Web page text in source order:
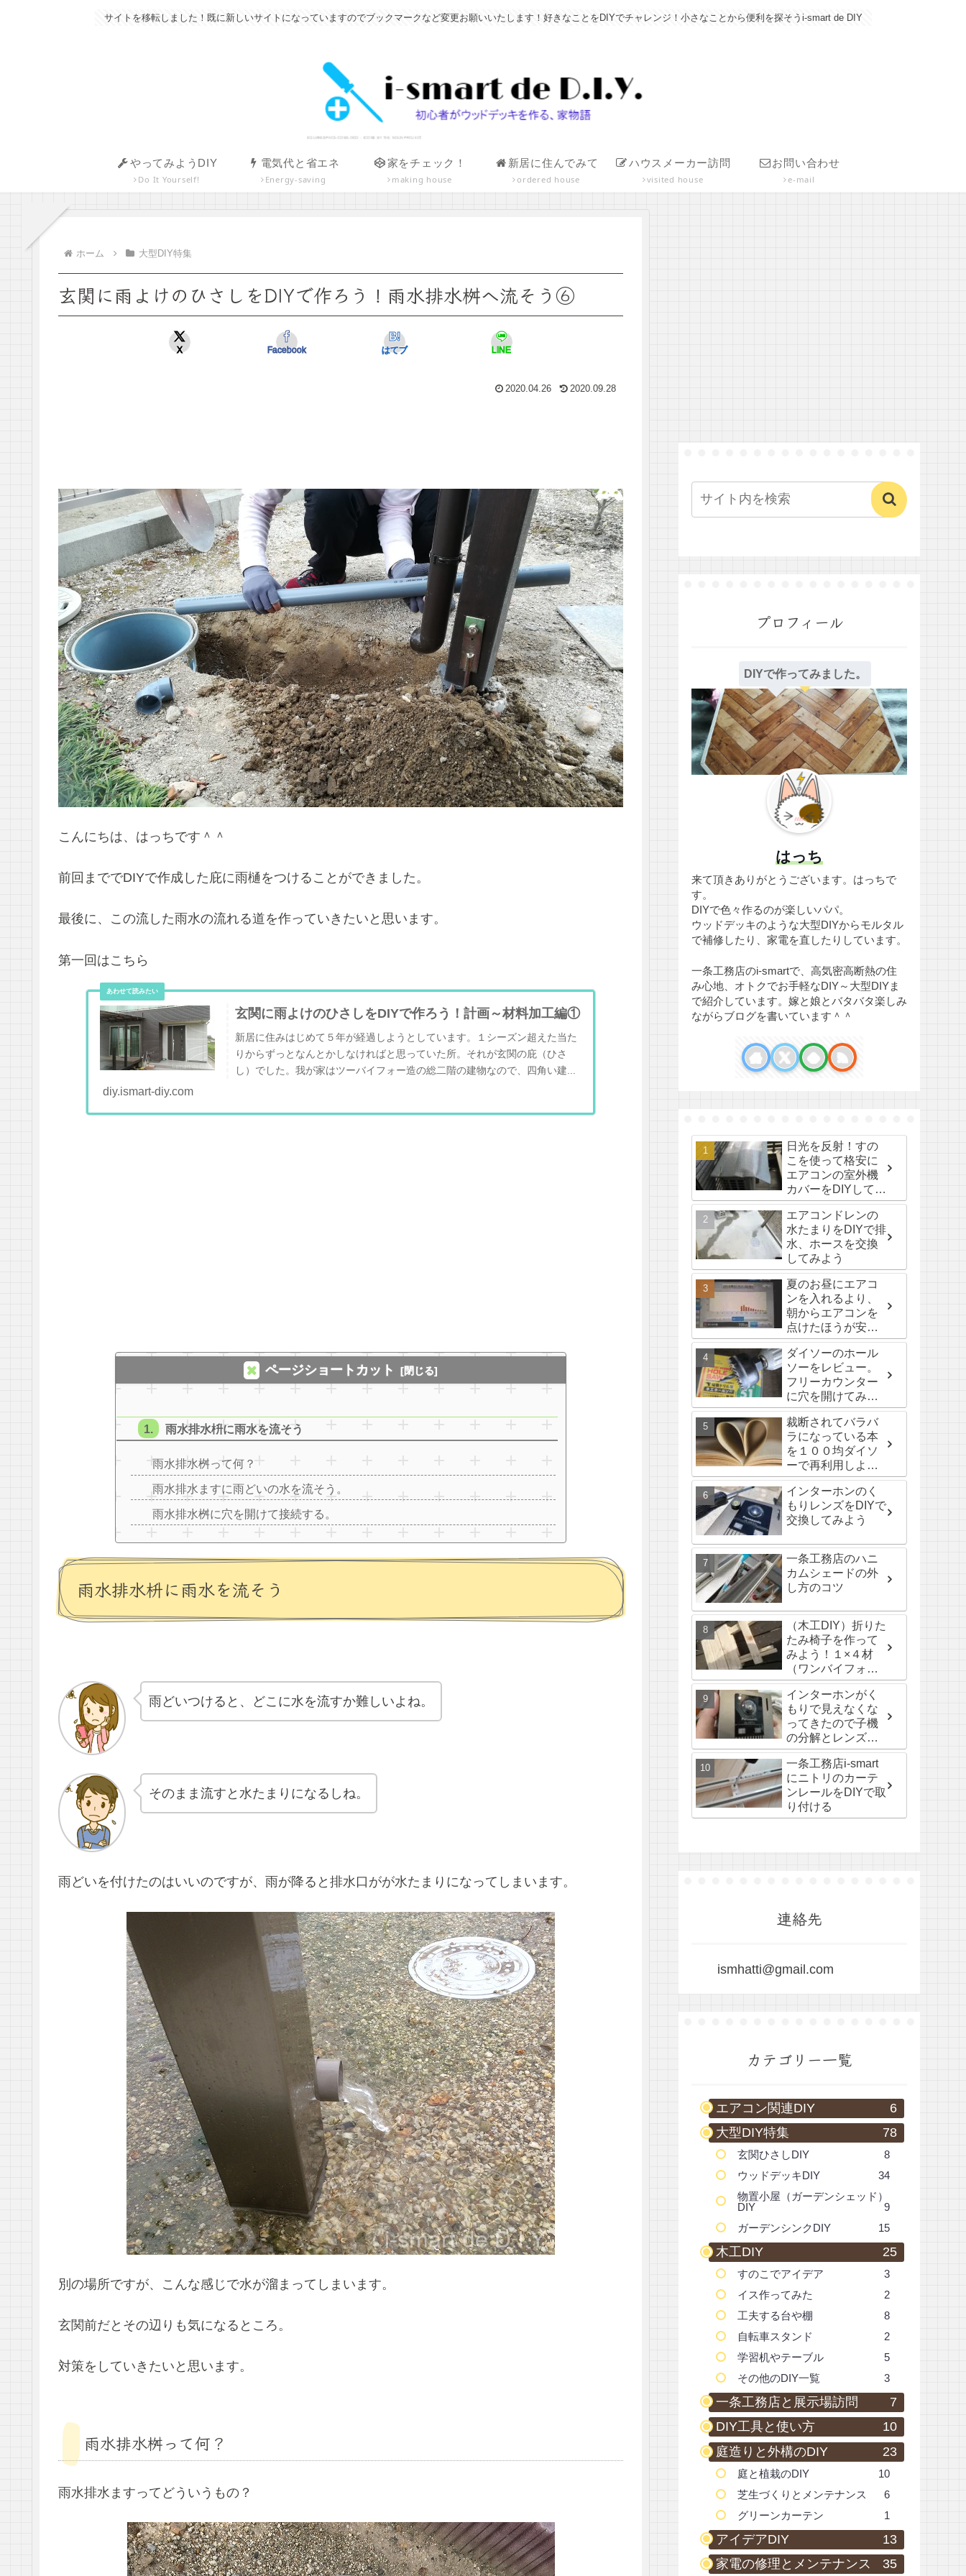
サイトを移転しました！既に新しいサイトになっていますのでブックマークなど変更お願いいたします！好きなことをDIYでチャレンジ！小さなことから便利を探そうi-smart de DIY
やってみようDIY
Do It Yourself!
電気代と省エネ
Energy-saving
家をチェック！
making house
新居に住んでみて
ordered house
ハウスメーカー訪問
visited house
お問い合わせ
e-mail
ホーム 大型DIY特集
玄関に雨よけのひさしをDIYで作ろう！雨水排水桝へ流そう⑥
X Facebook はてブ LINE
2020.04.26 2020.09.28
こんにちは、はっちです＾＾
前回まででDIYで作成した庇に雨樋をつけることができました。
最後に、この流した雨水の流れる道を作っていきたいと思います。
第一回はこちら
玄関に雨よけのひさしをDIYで作ろう！計画～材料加工編①
新居に住みはじめて５年が経過しようとしています。１シーズン超えた当た
りからずっとなんとかしなければと思っていた所。それが玄関の庇（ひさ
し）でした。我が家はツーバイフォー造の総二階の建物なので、四角い建...
diy.ismart-diy.com
ページショートカット
雨水排水枡に雨水を流そう
雨水排水桝って何？
雨水排水ますに雨どいの水を流そう。
雨水排水桝に穴を開けて接続する。
雨水排水枡に雨水を流そう
雨どいつけると、どこに水を流すか難しいよね。
そのまま流すと水たまりになるしね。
雨どいを付けたのはいいのですが、雨が降ると排水口がが水たまりになってしまいます。
別の場所ですが、こんな感じで水が溜まってしまいます。
玄関前だとその辺りも気になるところ。
対策をしていきたいと思います。
雨水排水桝って何？
雨水排水ますってどういうもの？
プロフィール
DIYで作ってみました。
はっち
来て頂きありがとうございます。はっちで
す。
DIYで色々作るのが楽しいパパ。
ウッドデッキのような大型DIYからモルタル
で補修したり、家電を直したりしています。
一条工務店のi-smartで、高気密高断熱の住
み心地、オトクでお手軽なDIY～大型DIYま
で紹介しています。嫁と娘とバタバタ楽しみ
ながらブログを書いています＾＾
日光を反射！すの
こを使って格安に
エアコンの室外機
カバーをDIYして省
エネしよう！
エアコンドレンの
水たまりをDIYで排
水、ホースを交換
してみよう
夏のお昼にエアコ
ンを入れるより、
朝からエアコンを
点けたほうが安
い？検証編
ダイソーのホール
ソーをレビュー。
フリーカウンター
に穴を開けてみ
た。
裁断されてバラバ
ラになっている本
を１００均ダイソ
ーで再利用しよ
う。
インターホンのく
もりレンズをDIYで
交換してみよう
一条工務店のハニ
カムシェードの外
し方のコツ
（木工DIY）折りた
たみ椅子を作って
みよう！１×４材
（ワンバイフォー
材）
インターホンがく
もりで見えなくな
ってきたので子機
の分解とレンズの
掃除してみた。
一条工務店i-smart
にニトリのカーテ
ンレールをDIYで取
り付ける
連絡先
ismhatti@gmail.com
カテゴリー一覧
エアコン関連DIY
6
大型DIY特集
78
玄関ひさしDIY
8
ウッドデッキDIY
34
物置小屋（ガーデンシェッド）
DIY
9
ガーデンシンクDIY
15
木工DIY 25
すのこでアイデア
3
イス作ってみた
2
工夫する台や棚
8
自転車スタンド
2
学習机やテーブル
5
その他のDIY一覧
3
一条工務店と展示場訪問
7
DIY工具と使い方
10
庭造りと外構のDIY
23
庭と植栽のDIY
10
芝生づくりとメンテナンス
6
グリーンカーテン
1
アイデアDIY
13
家電の修理とメンテナンス
35